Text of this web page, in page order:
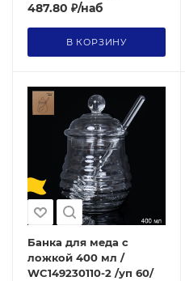
487.80 ₽/наб
В КОРЗИНУ
Банка для меда с
ложкой 400 мл /
WC149230110-2 /уп 60/